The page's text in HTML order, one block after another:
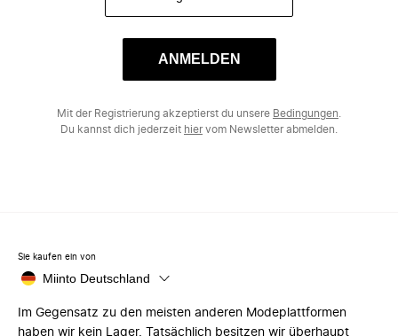
ANMELDEN
Mit der Registrierung akzeptierst du unsere Bedingungen
Du kannst dich jederzeit hiervom Newsletter abmelden.
Sie kaufen ein von
Miinto Deutschland
Im Gegensatz zu den meisten anderen Modeplattformen
haben wir kein Lager. Tatsächlich besitzen wir überhaupt